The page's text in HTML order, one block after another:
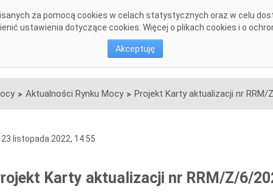
za pomocą cookies w celach statystycznych oraz w celu
ustawienia dotyczące cookies. Więcej o plikach cookies i o
Akceptuję
DANE SYSTEMOWE KONSULTACJE INWESTYCJE
> Aktualności Rynku Mocy >
listopada 2022, 14:55
Karty aktualizacji nr RRM/Z/6/